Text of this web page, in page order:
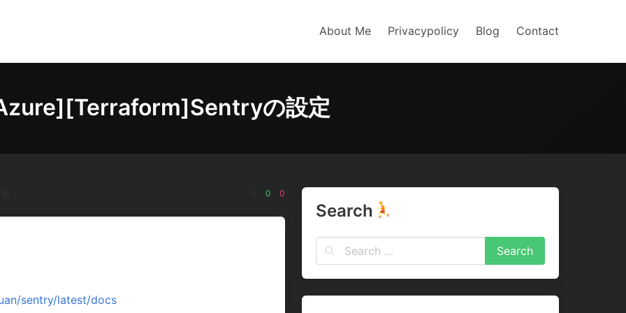
About Me Privacypolicy Blog Contact
の設定
0 0
sentry/latest/docs
Search